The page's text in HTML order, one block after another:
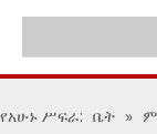
የአሁኑ ሥፍራ: ቤት »